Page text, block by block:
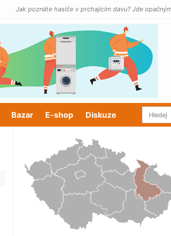
Jak poznáte hasiče v prchajícím davu? Jde
Bazar E-shop Diskuze